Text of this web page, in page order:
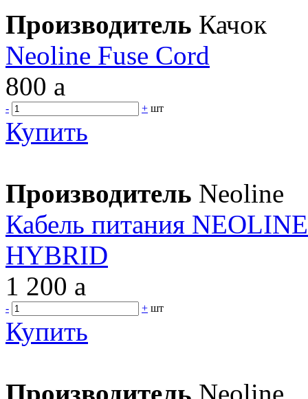
Производитель Качок
Neoline Fuse Cord
800 a
- + шт
Купить
Производитель Neoline
Кабель питания
HYBRID
1 200 a
- + шт
Купить
Производитель Neoline